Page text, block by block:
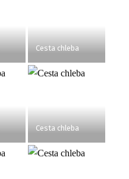
Cesta chleba
Cesta chleba